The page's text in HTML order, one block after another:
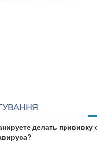
делать прививку